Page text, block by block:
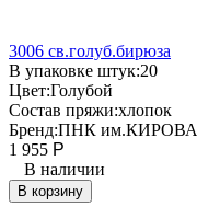
3006 св.голуб.бирюза
В упаковке штук:20
Цвет:Голубой
Состав пряжи:хлопок
Бренд:ПНК им.КИРОВА
1 955 Р
В наличии
В корзину